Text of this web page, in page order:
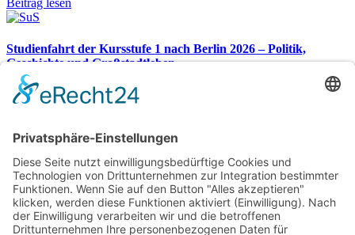
Beitrag lesen
Studienfahrt der Kursstufe 1 nach Berlin 2026 – Politik,
Geschichte und Großstadtleben
Studienfahrt nach Berlin 2026
26.07.2026
Gesamtübersicht
Markgraf-Ludwig-Gymnasium
Hardstr. 2, 76530 Baden-Baden
Telefon:07221 932366